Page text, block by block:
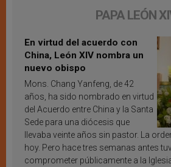
PAPA LEÓN
En virtud del acuerdo con
China, León XIV nombra un
nuevo obispo
Mons. Chang Yanfeng, de 42
años, ha sido nombrado en virtud
del Acuerdo entre China y la Santa
Sede para una diócesis que
llevaba veinte años sin pastor. La
hoy. Pero hace tres semanas antes
comprometer públicamente a la